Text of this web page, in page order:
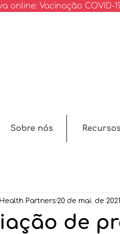
online: Vacinação COVID-
Sobre nós Recursos
de
Partners 20 de mai. de 2021